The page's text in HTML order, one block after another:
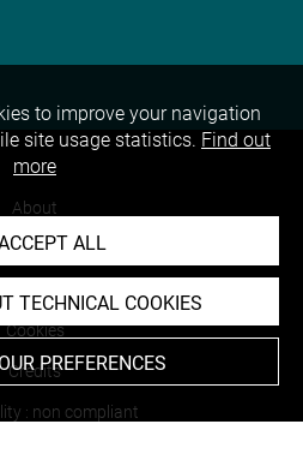
About
Us
Cookies
Credits
: non compliant
to improve your navigation
site usage statistics. Find out
more
ALL
TECHNICAL COOKIES
PREFERENCES